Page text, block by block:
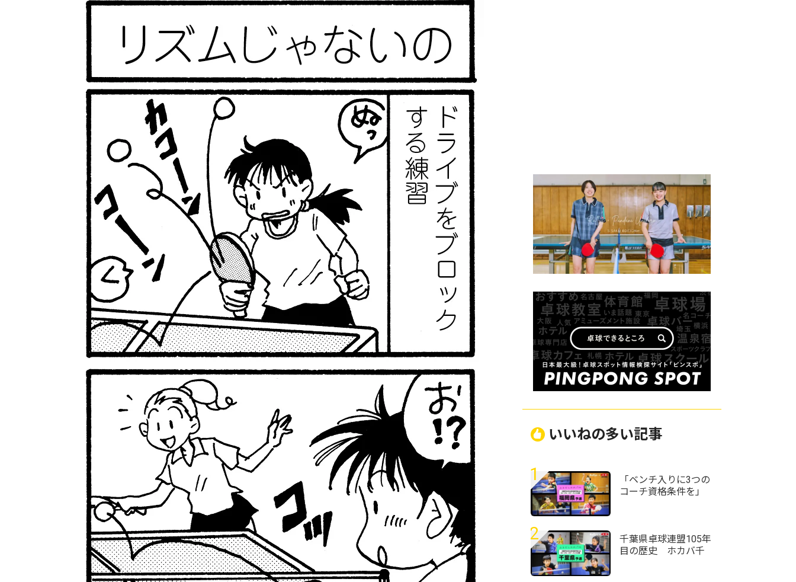
いいねの多い記事
1
「ベンチ入りに3つの
コーチ資格条件を」
バンビの部）福岡県
予選会＞
2
千葉県卓球連盟105年
目の歴史 ホカバ千